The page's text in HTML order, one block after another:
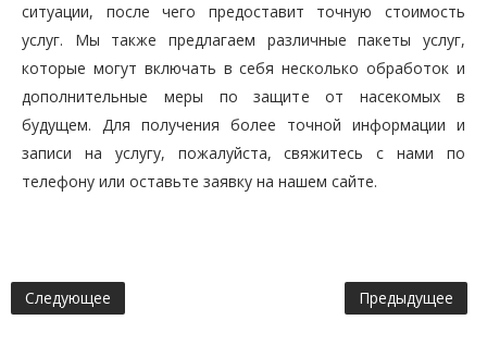
ситуации, после чего предоставит точную стоимость
услуг. Мы также предлагаем различные пакеты услуг,
которые могут включать в себя несколько обработок и
дополнительные меры по защите от насекомых в
будущем. Для получения более точной информации и
записи на услугу, пожалуйста, свяжитесь с нами по
телефону или оставьте заявку на нашем сайте.
Следующее Предыдущее